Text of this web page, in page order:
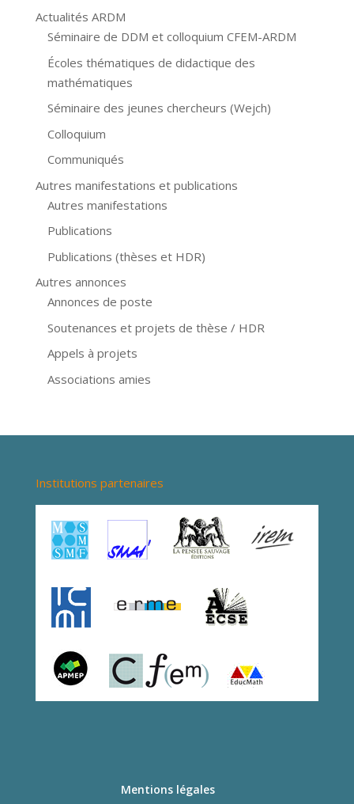
Actualités ARDM
Séminaire de DDM et colloquium CFEM-ARDM
Écoles thématiques de didactique des
mathématiques
Séminaire des jeunes chercheurs (Wejch)
Colloquium
Communiqués
Autres manifestations et publications
Autres manifestations
Publications
Publications (thèses et HDR)
Autres annonces
Annonces de poste
Soutenances et projets de thèse / HDR
Appels à projets
Associations amies
Institutions partenaires
Mentions légales